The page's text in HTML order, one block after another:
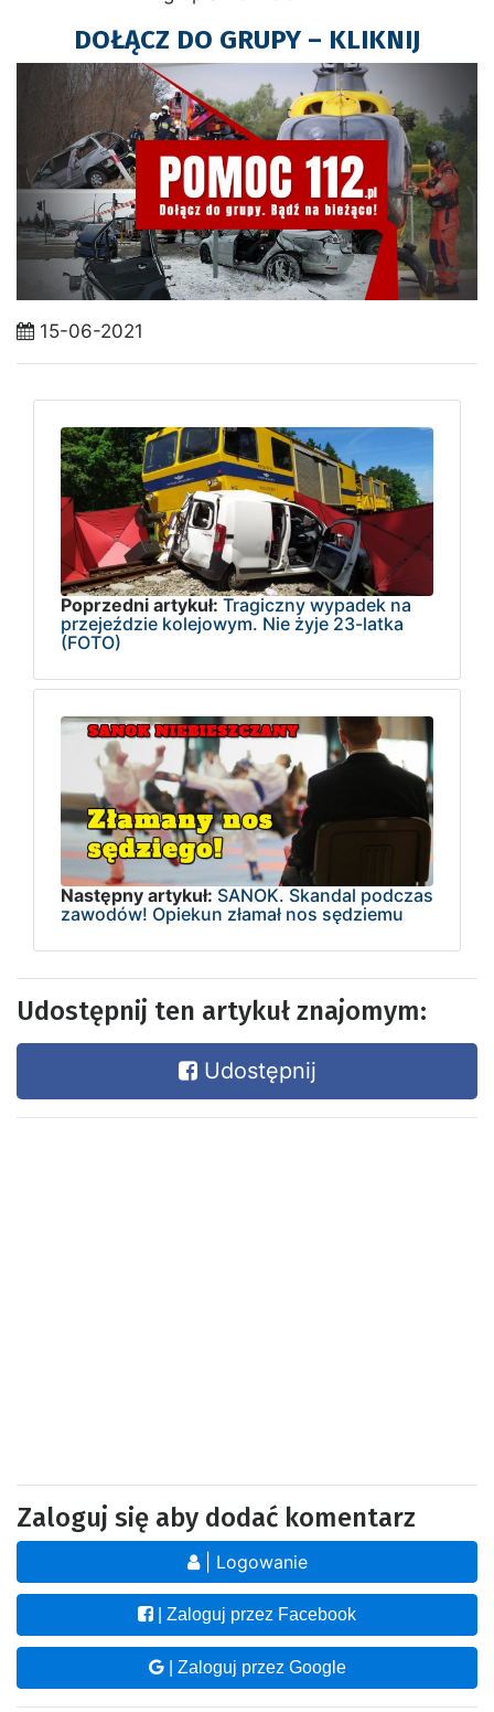
DOŁĄCZ DO GRUPY – KLIKNIJ
15-06-2021
Poprzedni artykuł: Tragiczny wypadek na
przejeździe kolejowym. Nie żyje 23-latka
(FOTO)
Następny artykuł: SANOK. Skandal podczas
zawodów! Opiekun złamał nos sędziemu
Udostępnij ten artykuł znajomym:
Udostępnij
Zaloguj się aby dodać komentarz
| Logowanie
| Zaloguj przez Facebook
| Zaloguj przez Google